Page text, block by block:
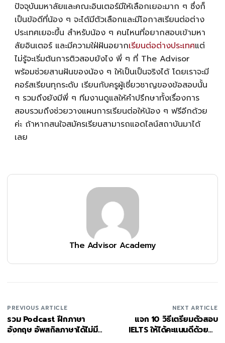
ปัจจุบันมหาลัยและคณะอินเตอร์มีให้เลือกเยอะมาก ๆ ซึ่งก็
เป็นข้อดีที่น้อง ๆ จะได้มีตัวเลือกและมีโอกาสเรียนต่อต่าง
ประเทศเยอะขึ้น สำหรับน้อง ๆ คนไหนที่อยากสอบเข้ามหา
ลัยอินเตอร์ และมีความใฝ่ฝันอยากเรียนต่อต่างประเทศแต่
ไม่รู้จะเริ่มต้นการติวสอบยังไง พี่ ๆ ที่ The Advisor
พร้อมช่วยสานฝันของน้อง ๆ ให้เป็นเป็นจริงได้ โดยเราจะมี
คอร์สเรียนทุกระดับ เรียนกับครูผู้เชี่ยวชาญของข้อสอบนั้น
ๆ รวมถึงยังมีพี่ ๆ ทีมงานดูแลให้คำปรึกษาทั้งเรื่องการ
สอบรวมถึงช่วยวางแผนการเรียนต่อให้น้อง ๆ ฟรีอีกด้วย
ค่ะ ถ้าหากสนใจสมัครเรียนสามารถแอดไลน์สถาบันมาได้
เลย
The Advisor Academy
PREVIOUS ARTICLE
รวม Podcast ฝึกภาษา
อังกฤษ อัพสกิลภาษาได้ไม่มี
NEXT ARTICLE
แจก 10 วิธีเตรียมตัวสอบ
IELTS ให้ได้คะแนนดีด้วยตัว